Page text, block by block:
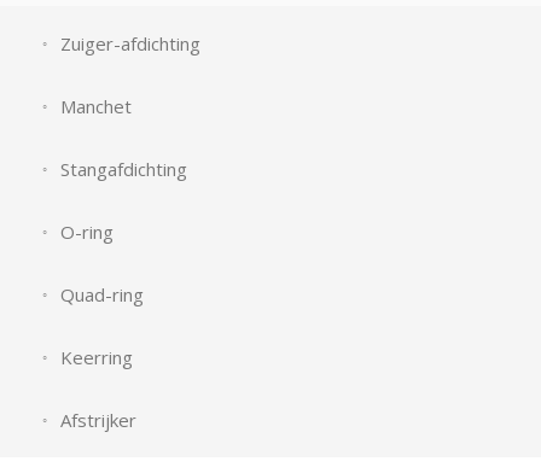
Zuiger-afdichting
Manchet
Stangafdichting
O-ring
Quad-ring
Keerring
Afstrijker